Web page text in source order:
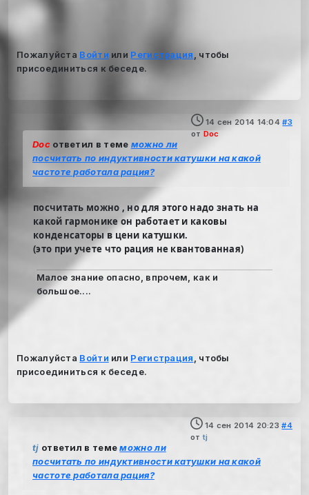
Пожалуйста Войти или Регистрация
, чтобы
присоединиться к беседе.
14 сен 2014 14:04 #3
от Doc
Doc ответил в теме можно ли
посчитать по индуктивности катушки на какой
частоте работала рация?
посчитать можно , но для этого надо знать на
какой гармонике он работает и каковы
конденсаторы в цени катушки.
(это при учете что рация не квантованная)
Малое знание опасно, впрочем, как и
большое....
Пожалуйста Войти или Регистрация
, чтобы
присоединиться к беседе.
14 сен 2014 20:23 #4
отtj
tj ответил в темеможно ли
посчитать по индуктивности катушки на какой
частоте работала рация?